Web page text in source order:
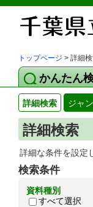
トップページ > 詳細
かんたん
詳細検索 ジャ
詳細検索
詳細な条件を設定
検索条件
資料種別
すべて選択